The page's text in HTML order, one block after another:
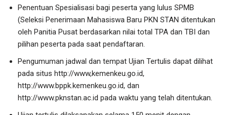
Penentuan Spesialisasi bagi peserta yang lulus SPMB
(Seleksi Penerimaan Mahasiswa Baru PKN STAN ditentukan
oleh Panitia Pusat berdasarkan nilai total TPA dan TBI dan
pilihan peserta pada saat pendaftaran.
Pengumuman jadwal dan tempat Ujian Tertulis dapat dilihat
pada situs http://www,kemenkeu.go.id,
http://www.bppk.kemenkeu.go.id, dan
http://www.pknstan.ac.id pada waktu yang telah ditentukan.